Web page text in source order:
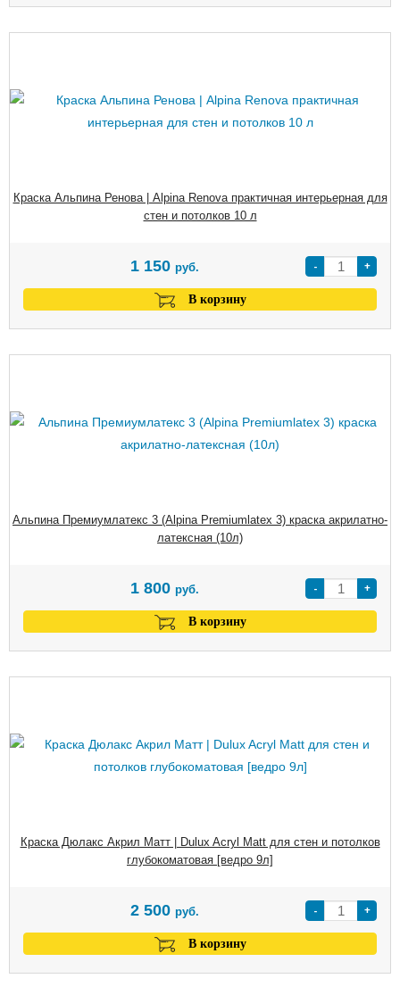
Краска Альпина Ренова | Alpina Renova практичная интерьерная для
стен и потолков 10 л
- +
1 150 руб.
В корзину
Альпина Премиумлатекс 3 (Alpina Premiumlatex 3) краска акрилатно-
латексная (10л)
- +
1 800 руб.
В корзину
Краска Дюлакс Акрил Матт | Dulux Acryl Matt для стен и потолков
глубокоматовая [ведро 9л]
- +
2 500 руб.
В корзину